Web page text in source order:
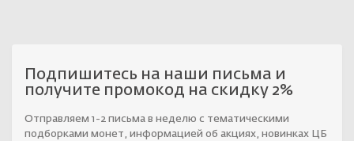
Подпишитесь на наши письма и
получите промокод на скидку 2%
Отправляем 1-2 письма в неделю с тематическими
подборками монет, информацией об акциях, новинках ЦБ